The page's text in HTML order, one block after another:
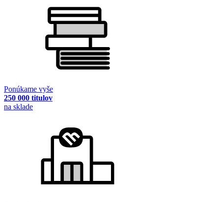
Ponúkame vyše
250 000 titulov
na sklade